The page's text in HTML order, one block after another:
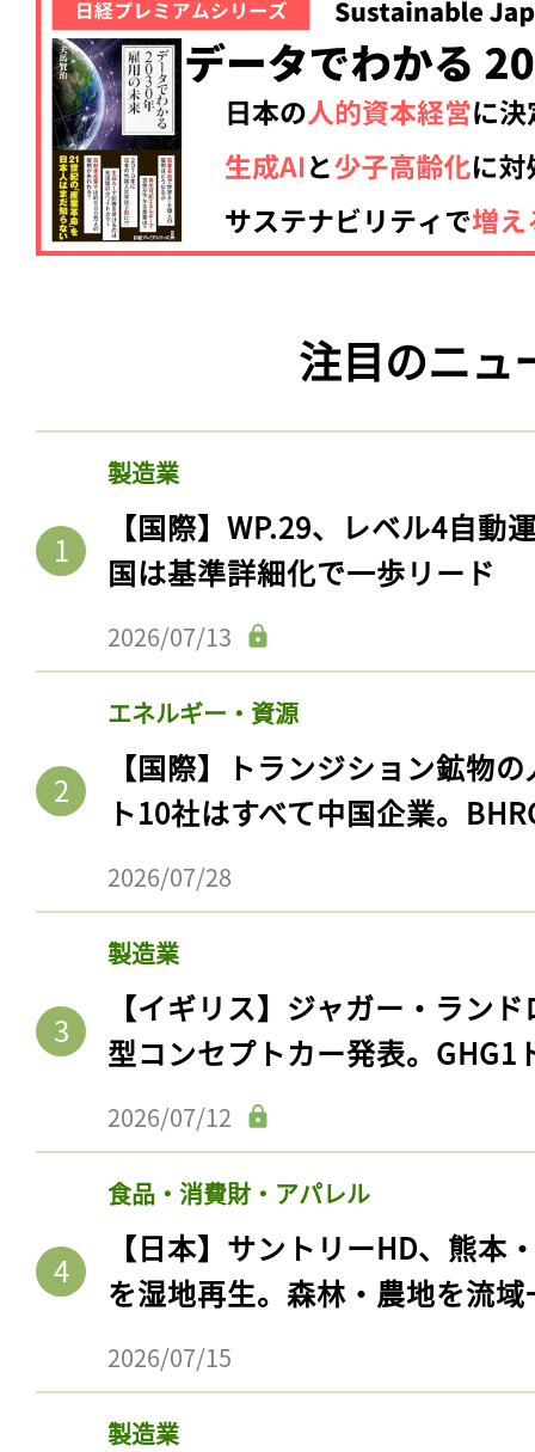
注目のニュ
製造業
【国際】WP.29、レベル4自動
国は基準詳細化で一歩リード
2026/07/13
エネルギー・資源
【国際】トランジション鉱物
ト10社はすべて中国企業。
2026/07/28
製造業
【イギリス】ジャガー・ラン
型コンセプトカー発表。GHG1
2026/07/12
食品・消費財・アパレル
【日本】サントリーHD、熊本
を湿地再生。森林・農地を流
2026/07/15
製造業